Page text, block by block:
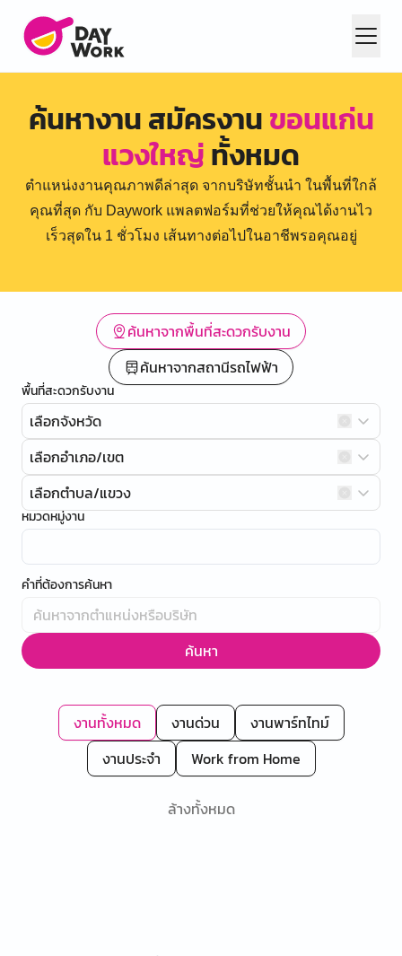
ค้นหางาน สมัครงานขอนแก่น
แวงใหญ่ทั้งหมด
ตำแหน่งงานคุณภาพดีล่าสุด จากบริษัทชั้นนำ ในพื้นที่ใกล้
คุณที่สุด กับ Daywork แพลตฟอร์มที่ช่วยให้คุณได้งานไว
เร็วสุดใน 1 ชั่วโมง เส้นทางต่อไปในอาชีพรอคุณอยู่
ค้นหาจากพื้นที่สะดวกรับงาน
ค้นหาจากสถานีรถไฟฟ้า
พื้นที่สะดวกรับงาน
เลือกจังหวัด
เลือกอำเภอ/เขต
เลือกตำบล/แขวง
หมวดหมู่งาน
คำที่ต้องการค้นหา
ค้นหา
งานทั้งหมด งานด่วน
งานพาร์ทไทม์
งานประจำ
Work from Home
ล้างทั้งหมด